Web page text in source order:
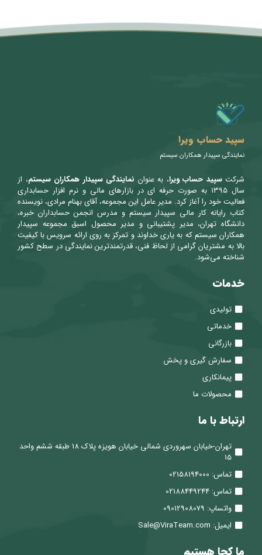
متن سربرگ خود را وارد کنید
سپید حساب ویرا
نمایندگی سپیدار همکاران سیستم
شرکتسپید حساب ویرا، به عنوان نمایندگی سپیدار همکاران سیستم، از
سال ۱۳۹۵ به صورت حرفه ای در بازارهای مالی و نرم افزار حسابداری
فعالیت خود را آغاز کرد. مدیر عامل این مجموعه، آقای بهنام مرادی، نویسنده
کتاب رایانه کار مالی سپیدار سیستم و مدرس انجمن حسابداران خبره،
دانشگاه تهران، مدیر پشتیبانی و مدیر محصول اسبق مجموعه سپیدار
همکاران سیستم که به یاری خداوند و تمرکز به روی ارائه سرویس با کیفیت
بالا به مشتریان گرامی از لحاظ فنی، قدرتمندترین نمایندگی در سطح کشور
شناخته می‌شود.
خدمات
تولیدی
خدماتی
بازرگانی
سفارش گیری و پخش
پیمانکاری
محصولات ما
ارتباط با ما
تهران-خیابان سهروردی شمالی خیابان هویزه پلاک 18 طبقه ششم واحد
15
تماس: 02158194000
تماس: 02188449244
واتساپ: 09012908079
ایمیل: Sale@ViraTeam.com
ما کجا هستیم